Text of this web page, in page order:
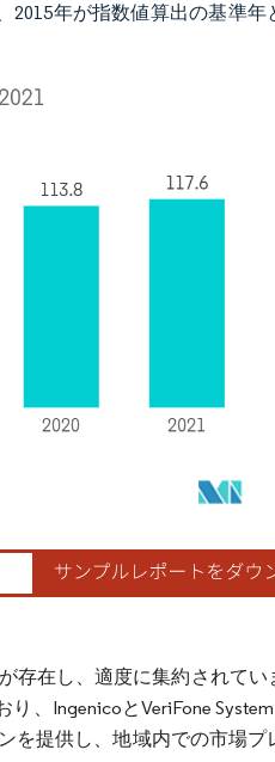
2015年が指数値算出の基準年
存在し、適度に集約されて
、IngenicoとVeriFone System
を提供し、地域内での市場プ